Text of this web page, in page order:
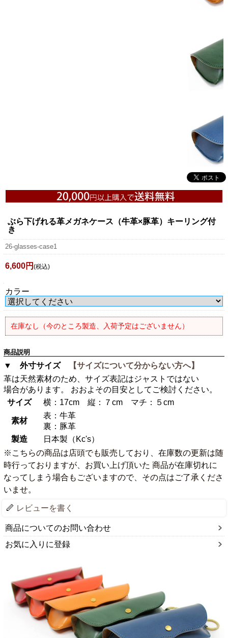
ぶら下げれる革メガネケース（牛革×豚革）キーリング付
き
26-glasses-case1
6,600円 (税込)
カラー
在庫なし（今のところ製造、入荷予定はございません）
商品説明
▼ 外寸サイズ
【サイズについて分からない方へ】
革は天然素材のため、サイズ表記はジャストではない
場合があります。 おおよその目安としてご検討ください。
サイズ
横：17cm 縦：７cm マチ：５cm
素材
表：牛革
裏：豚革
製造
日本製（Kc's）
※こちらの商品は店頭でも販売しており、在庫数の更新は随
時行っておりますが、お買い上げ頂いた 商品が在庫切れに
なってしまう場合もございますので、その点はご了承くださ
いませ。
レビューを書く
商品についてのお問い合わせ
お気に入りに登録